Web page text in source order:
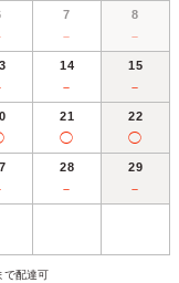
7
－
8
－
14
－
15
－
21
◯
22
◯
28
－
29
－
で配達可